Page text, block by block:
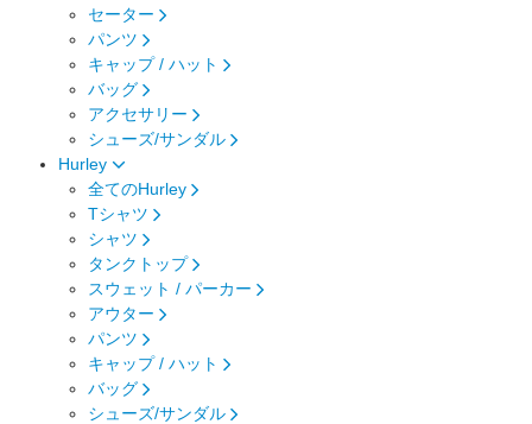
セーター
パンツ
キャップ / ハット
バッグ
アクセサリー
シューズ/サンダル
Hurley
全てのHurley
Tシャツ
シャツ
タンクトップ
スウェット / パーカー
アウター
パンツ
キャップ / ハット
バッグ
シューズ/サンダル